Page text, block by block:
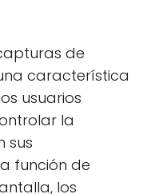
de
característica
usuarios
la
sus
función de
los